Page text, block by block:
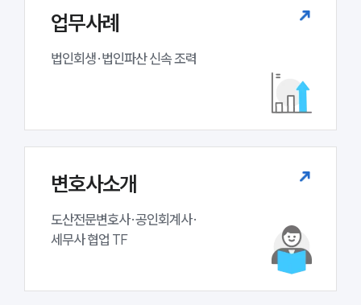
업무사례
법인회생·법인파산 신속 조력
변호사소개
도산전문변호사·공인회계사·
세무사 협업 TF